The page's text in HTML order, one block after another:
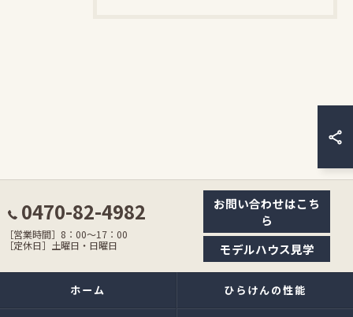
0470-82-4982
［営業時間］8：00〜17：00
［定休日］土曜日・日曜日
お問い合わせはこち
ら
モデルハウス見学
ホーム ひらけんの性能